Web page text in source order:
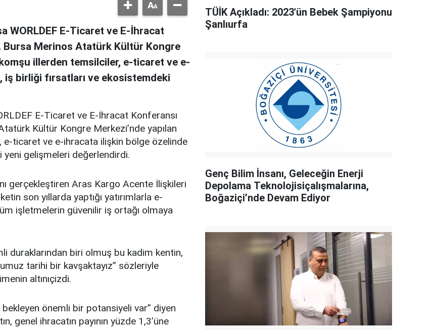
WORLDEF E-Ticaret ve E-İhracat
Bursa Merinos Atatürk Kültür Kongre
illerden temsilciler, e-ticaret ve e-
birliği fırsatları ve ekosistemdeki
E-Ticaret ve E-İhracat Konferansı
Kültür Kongre Merkezi’nde yapılan
ticaret ve e-ihracata ilişkin bölge özelinde
yeni gelişmeleri değerlendirdi.
gerçekleştiren Aras Kargo Acente İlişkileri
son yıllarda yaptığı yatırımlarla e-
işletmelerin güvenilir iş ortağı olmaya
duraklarından biri olmuş bu kadim kentin,
tarihi bir kavşaktayız” sözleriyle
altınıçizdi.
bekleyen önemli bir potansiyeli var” diyen
genel ihracatın payının yüzde 1,3’üne
TÜİK Açıkladı: 2023'ün Bebek Şampiyonu
Şanlıurfa
Genç Bilim İnsanı, Geleceğin Enerji
Depolama Teknolojisiçalışmalarına,
Boğaziçi’nde Devam Ediyor